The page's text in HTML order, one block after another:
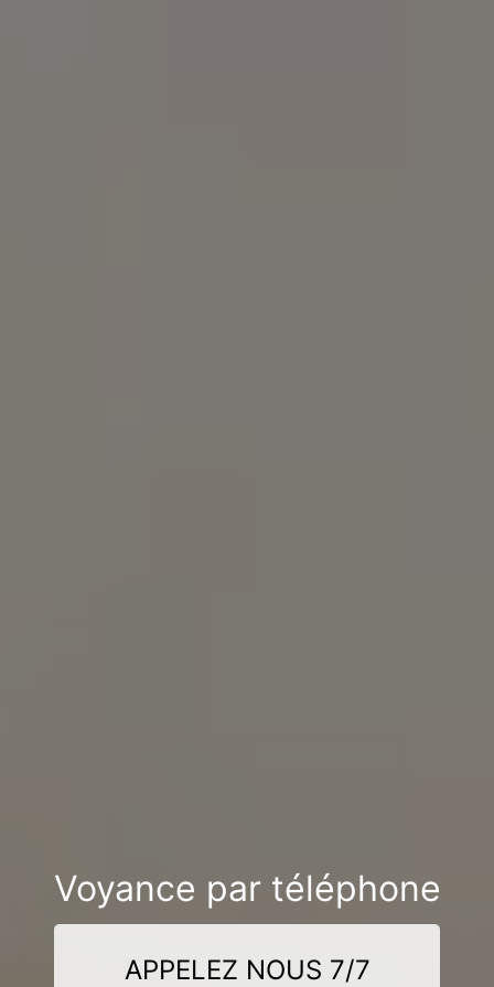
Voyance par téléphone
APPELEZ NOUS 7/7